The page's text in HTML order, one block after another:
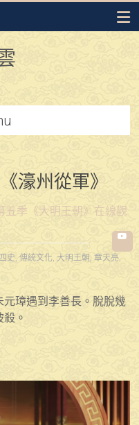
濠州從軍》
五季《大明王朝》在線觀
史,傳統文化, 大明王朝 ,章天亮,
璋遇到李善長。脫脫幾
。